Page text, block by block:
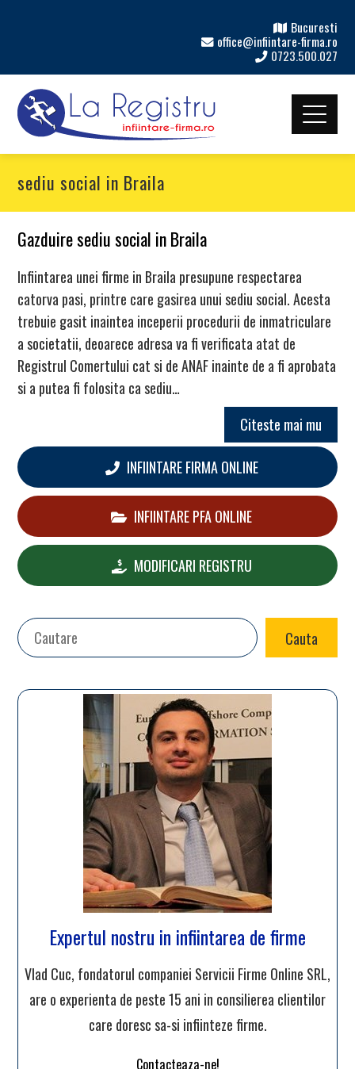
Bucuresti
office@infiintare-firma.ro
0723.500.027
sediu social in Braila
Gazduire sediu social in Braila
Infiintarea unei firme in Braila presupune respectarea
catorva pasi, printre care gasirea unui sediu social. Acesta
trebuie gasit inaintea inceperii procedurii de inmatriculare
a societatii, deoarece adresa va fi verificata atat de
Registrul Comertului cat si de ANAF inainte de a fi aprobata
si a putea fi folosita ca sediu…
Citeste mai mu
INFIINTARE FIRMA ONLINE
INFIINTARE PFA ONLINE
MODIFICARI REGISTRU
Search Cauta
Expertul nostru in infiintarea de firme
Vlad Cuc, fondatorul companiei Servicii Firme Online SRL,
are o experienta de peste 15 ani in consilierea clientilor
care doresc sa-si infiinteze firme.
Contacteaza-ne!